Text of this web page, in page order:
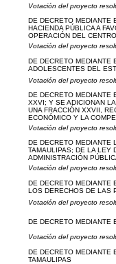
Votación del proyecto
DE DECRETO MEDIANTE
HACIENDA PÚBLICA A
OPERACIÓN DEL
Votación del proyecto
DE DECRETO MEDIANTE
ADOLESCENTES DEL
Votación del proyecto
DE DECRETO MEDIANTE
XXVI; Y SE ADICIONAN
UNA FRACCIÓN XXVII,
ECONÓMICO Y LA
Votación del proyecto
DE DECRETO MEDIANTE
TAMAULIPAS; DE LA LEY
ADMINISTRACIÓN
Votación del proyecto
DE DECRETO MEDIANTE
LOS DERECHOS DE LAS
Votación del proyecto
DE DECRETO MEDIANTE
Votación del proyecto
DE DECRETO MEDIANTE
TAMAULIPAS